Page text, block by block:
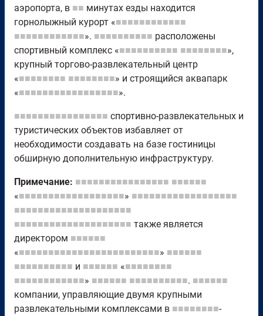
аэропорта, в ■■ минутах езды находится
горнолыжный курорт «■■■■■■■■■■■■
■■■■■■■■■■■■». ■■■■■■■■■■ расположены
спортивный комплекс «■■■■■■■■■■ ■■■■■■■■»,
крупный торгово-развлекательный центр
«■■■■■■■■ ■■■■■■■■» и строящийся аквапарк
«■■■■■■■■■■■■■■■■■».
■■■■■■■■■■■■■■■■ спортивно-развлекательных и
туристических объектов избавляет от
необходимости создавать на базе гостиницы
обширную дополнительную инфраструктуру.
Примечание: ■■■■■■■■■■■■■■■■ ■■■■■■
«■■■■■■■■■■■■■■■■■■» ■■■■■■■■■■■■■■■■■■
■■■■■■■■■■■■■■■■■■■■
■■■■■■■■■■■■■■■■■■■■ также является
директором ■■■■■■
«■■■■■■■■■■■■■■■■■■■■■■■■» ■■■■■■
■■■■■■■■■■ и ■■■■■■ «■■■■■■■■
■■■■■■■■■■■■» ■■■■■■ ■■■■■■■■■■. ■■■■■■
компании, управляющие двумя крупными
развлекательными комплексами в ■■■■■■■■-